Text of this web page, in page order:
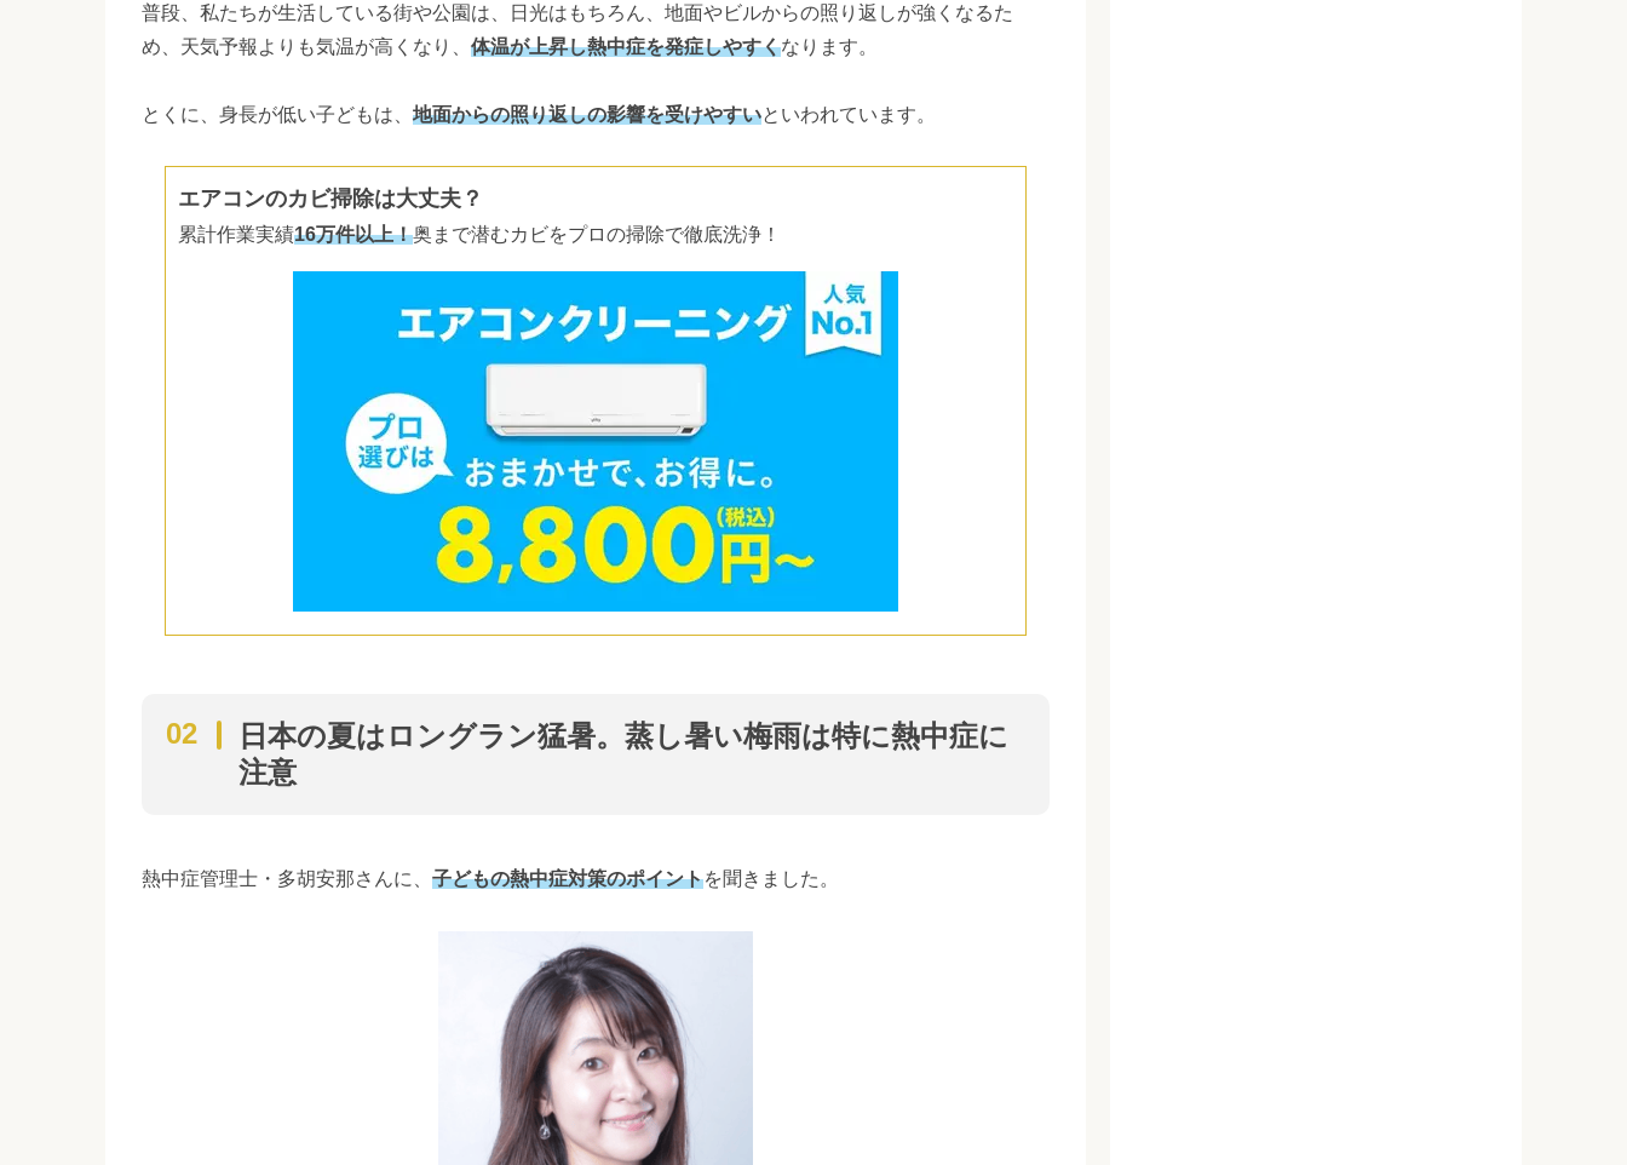
普段、私たちが生活している街や公園は、日光はもちろん、地面やビルからの照り返しが強くなるた
め、天気予報よりも気温が高くなり、 体温が上昇し熱中症を発症しやすくなります。
とくに、身長が低い子どもは、 地面からの照り返しの影響を受けやすいといわれています。
エアコンのカビ掃除は大丈夫？
累計作業実績16万件以上！奥まで潜むカビをプロの掃除で徹底洗浄！
日本の夏はロングラン猛暑。蒸し暑い梅雨は特に熱中症に
注意
熱中症管理士・多胡安那さんに、 子どもの熱中症対策のポイントを聞きました。